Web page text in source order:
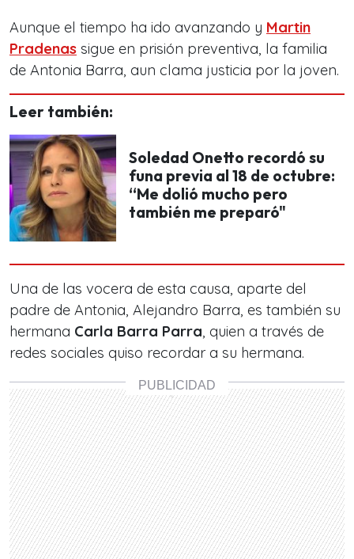
Aunque el tiempo ha ido avanzando y Martin
Pradenas sigue en prisión preventiva, la familia
de Antonia Barra, aun clama justicia por la joven.
Leer también:
Soledad Onetto recordó su
funa previa al 18 de octubre:
“Me dolió mucho pero
también me preparó"
Una de las vocera de esta causa, aparte del
padre de Antonia, Alejandro Barra, es también su
hermana Carla Barra Parra, quien a través de
redes sociales quiso recordar a su hermana.